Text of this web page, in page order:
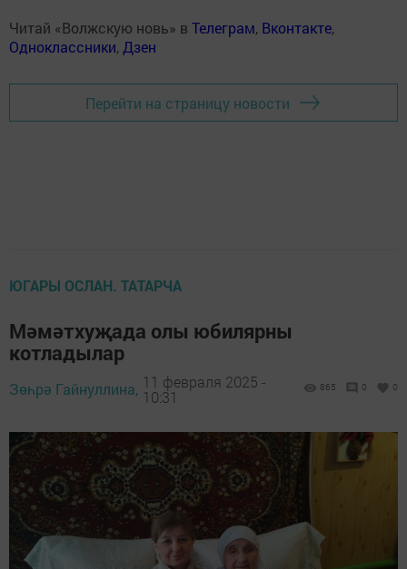
Читай «Волжскую новь» в Телеграм, Вконтакте,
Одноклассники,Дзен
Перейти на страницу новости
ЮГАРЫ ОСЛАН. ТАТАРЧА
Мәмәтхуҗада олы юбилярны
котладылар
Зөһрә Гайнуллина, 11 февраля 2025 -
10:31
865 0 0